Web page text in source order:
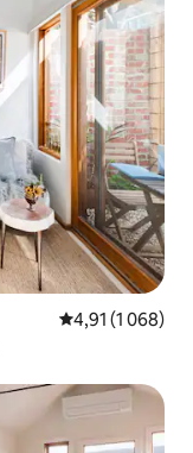
Note moyenne
4,91 (1 068)